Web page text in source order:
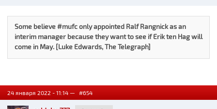
Some believe #mufc only appointed Ralf Rangnick as an
interim manager because they want to see if Erik ten Hag will
come in May. [Luke Edwards, The Telegraph]
24 января 2022 - 11:14 — #654